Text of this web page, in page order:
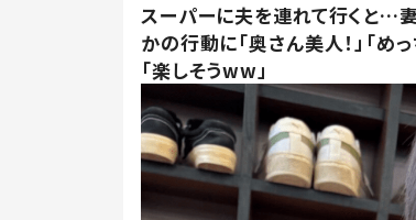
スーパーに夫を連れて行くと…妻
かの行動に「奥さん美人！」「め
「楽しそうww」